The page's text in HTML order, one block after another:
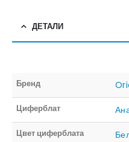
ДЕТАЛИ
Бренд
Циферблат
Цвет циферблата